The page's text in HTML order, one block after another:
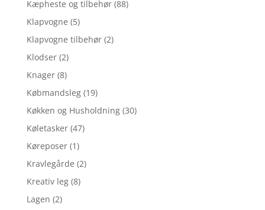
Kæpheste og tilbehør (88)
Klapvogne (5)
Klapvogne tilbehør (2)
Klodser (2)
Knager (8)
Købmandsleg (19)
Køkken og Husholdning (30)
Køletasker (47)
Køreposer (1)
Kravlegårde (2)
Kreativ leg (8)
Lagen (2)